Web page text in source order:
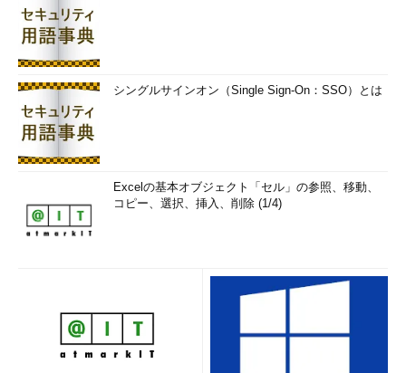
シングルサインオン（Single Sign-On：SSO）とは
Excelの基本オブジェクト「セル」の参照、移動、
コピー、選択、挿入、削除 (1/4)